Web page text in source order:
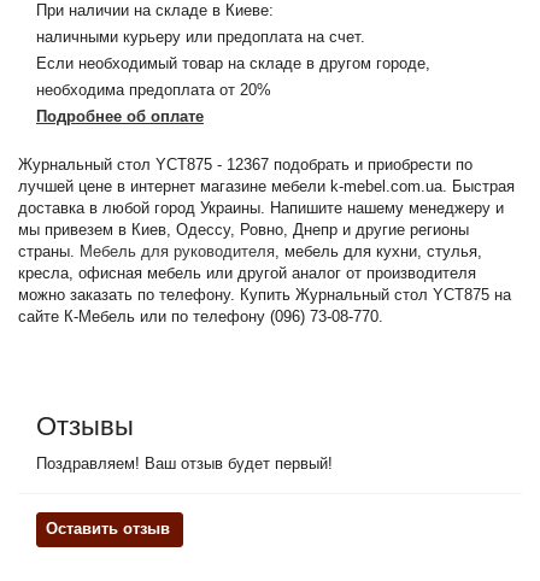
При наличии на складе в Киеве:
наличными курьеру или предоплата на счет.
Если необходимый товар на складе в другом городе,
необходима предоплата от 20%
Подробнее об оплате
Журнальный стол YСТ875 - 12367 подобрать и приобрести по
лучшей цене в интернет магазине мебели k-mebel.com.ua. Быстрая
доставка в любой город Украины. Напишите нашему менеджеру и
мы привезем в Киев, Одессу, Ровно, Днепр и другие регионы
страны. Мебель для руководителя, мебель для кухни, стулья,
кресла, офисная мебель или другой аналог от производителя
можно заказать по телефону. Купить Журнальный стол YСТ875 на
сайте К-Мебель или по телефону (096) 73-08-770.
Отзывы
Поздравляем! Ваш отзыв будет первый!
Оставить отзыв